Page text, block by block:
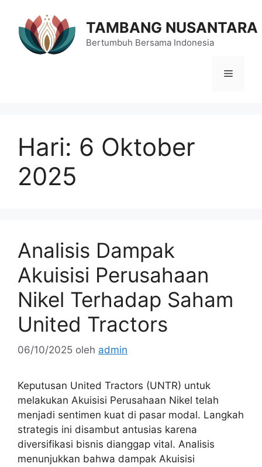
TAMBANG NUSANTARA
Bertumbuh Bersama Indonesia
Menu
Hari: 6 Oktober
2025
Analisis Dampak
Akuisisi Perusahaan
Nikel Terhadap Saham
United Tractors
06/10/2025 oleh admin
Keputusan United Tractors (UNTR) untuk
melakukan Akuisisi Perusahaan Nikel telah
menjadi sentimen kuat di pasar modal. Langkah
strategis ini disambut antusias karena
diversifikasi bisnis dianggap vital. Analisis
menunjukkan bahwa dampak Akuisisi